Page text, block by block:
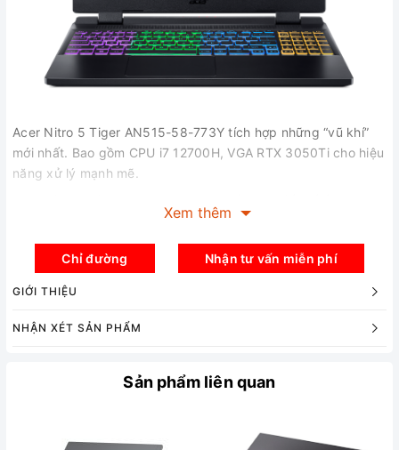
Acer Nitro 5 Tiger AN515-58-773Y tích hợp những “vũ khí”
mới nhất. Bao gồm CPU i7 12700H, VGA RTX 3050Ti cho hiệu
năng xử lý mạnh mẽ.
với hai màu đen-đỏ chủ đạo. Bề mặt được thiết kế hầm hố và
góc cạnh hơn. Thể hiện phong cách hiếu chiến đặc trưng của
dòng Nitro. Viền màn hình siêu mỏng 6.3mm cho cảm giác
không gian thoáng đãng hơn trước.
Xem thêm
Chỉ đường Nhận tư vấn miễn phí
GIỚI THIỆU
NHẬN XÉT SẢN PHẨM
Sản phẩm liên quan